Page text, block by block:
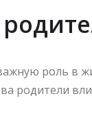
роль в
родители